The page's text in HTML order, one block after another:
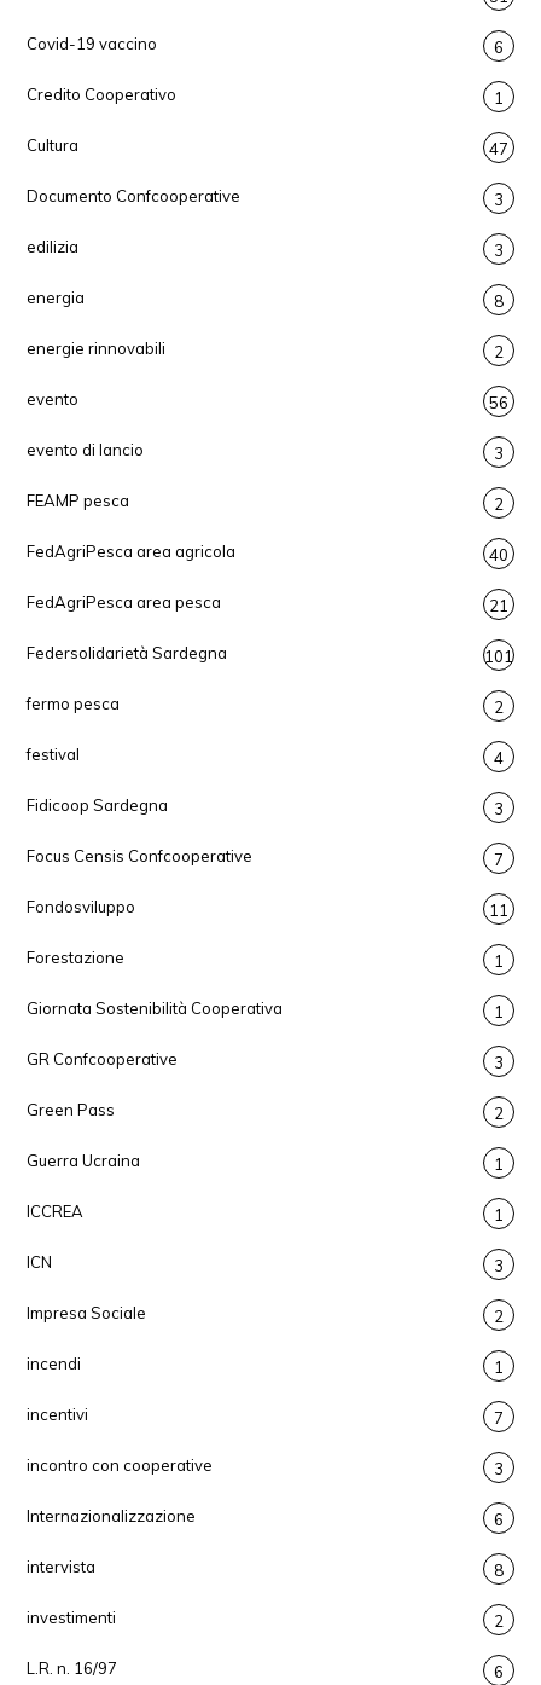
Covid-19 vaccino 6
Credito Cooperativo 1
Cultura 47
Documento Confcooperative 3
edilizia 3
energia 8
energie rinnovabili 2
evento 56
evento di lancio 3
FEAMP pesca 2
FedAgriPesca area agricola 40
FedAgriPesca area pesca 21
Federsolidarietà Sardegna 101
fermo pesca 2
festival 4
Fidicoop Sardegna 3
Focus Censis Confcooperative 7
Fondosviluppo 11
Forestazione 1
Giornata Sostenibilità Cooperativa 1
GR Confcooperative 3
Green Pass 2
Guerra Ucraina 1
ICCREA 1
ICN 3
Impresa Sociale 2
incendi 1
incentivi 7
incontro con cooperative 3
Internazionalizzazione 6
intervista 8
investimenti 2
L.R. n. 16/97 6